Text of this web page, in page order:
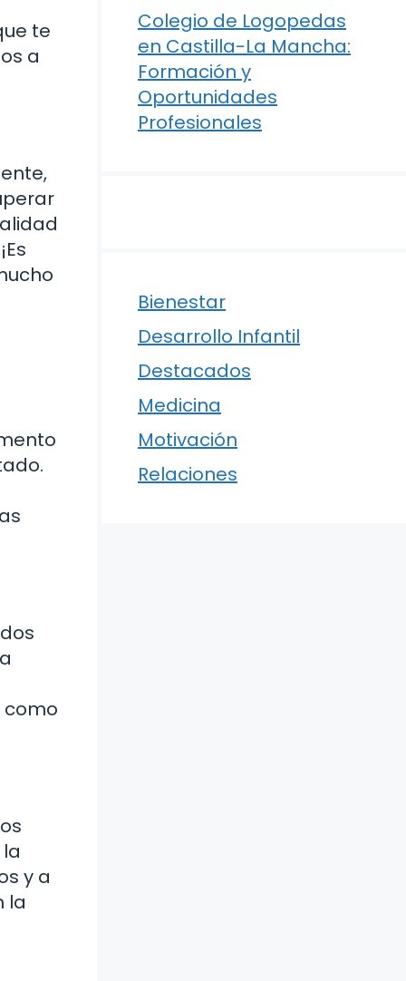
te
a
como
y a
la
Colegio de Logopedas
en Castilla-La Mancha:
Formación y
Oportunidades
Profesionales
Bienestar
Desarrollo Infantil
Destacados
Medicina
Motivación
Relaciones